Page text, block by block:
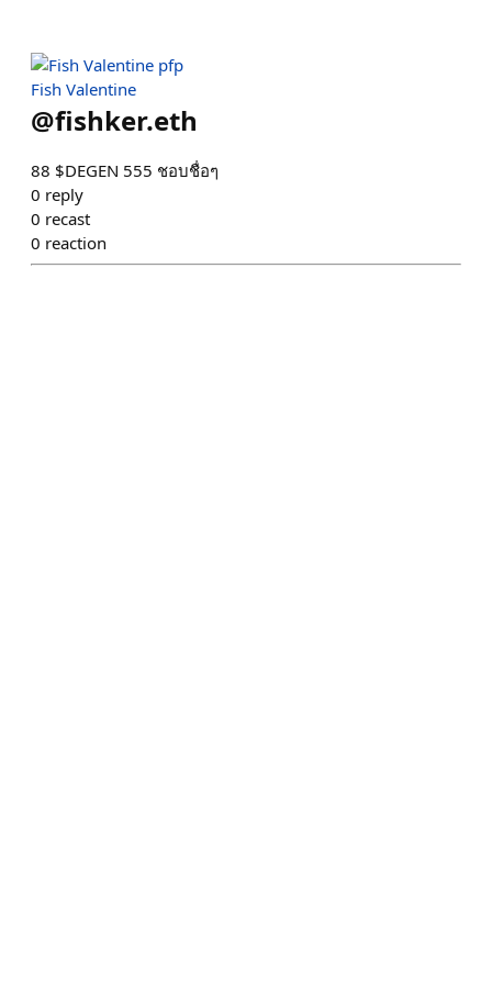
Fish Valentine
@fishker.eth
88 $DEGEN 555 ชอบชื่อๆ
0 reply
0 recast
0 reaction